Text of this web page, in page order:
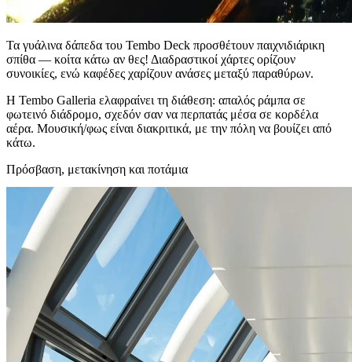
Τα γυάλινα δάπεδα του Tembo Deck προσθέτουν παιχνιδιάρικη
σπίθα — κοίτα κάτω αν θες! Διαδραστικοί χάρτες ορίζουν
συνοικίες, ενώ καφέδες χαρίζουν ανάσες μεταξύ παραθύρων.
Η Tembo Galleria ελαφραίνει τη διάθεση: απαλός ράμπα σε
φωτεινό διάδρομο, σχεδόν σαν να περπατάς μέσα σε κορδέλα
αέρα. Μουσική/φως είναι διακριτικά, με την πόλη να βουίζει από
κάτω.
Πρόσβαση, μετακίνηση και ποτάμια